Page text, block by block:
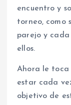
encuentro y
torneo, como
parejo y cada
ellos.
Ahora le toca
estar cada
objetivo de